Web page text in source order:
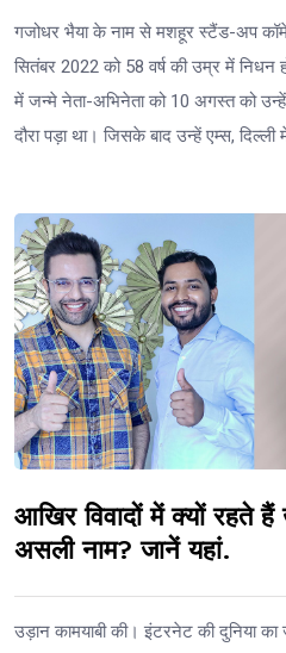
गजोधर भैया के नाम से मशहूर स्टैंड-अप
सितंबर 2022 को 58 वर्ष की उम्र में निधन
में जन्मे नेता-अभिनेता को 10 अगस्त को
दौरा पड़ा था। जिसके बाद उन्हें एम्स, दिल्ली
आखिर विवादों में क्यों रहते
असली नाम? जानें यहां.
उड़ान कामयाबी की। इंटरनेट की दुनिया